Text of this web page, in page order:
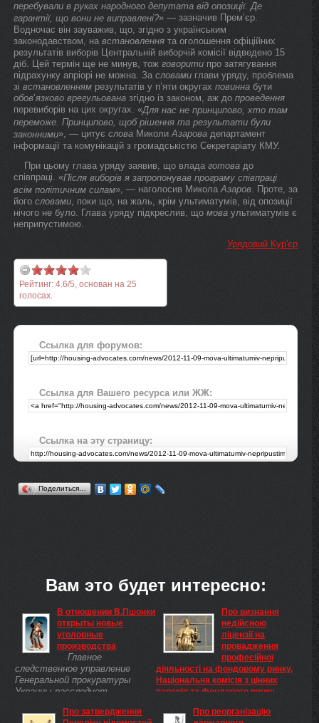
перебували в руках народного депутата від опозиції. Де
гарантії, що вони не виправлені?» — зазначив Прем’єр.
Водночас він зауважив, що, згідно з українським
законодавством, на встановлення та оголошення офіційних
результатів виборів Центральній виборчій комісії відведено 15
діб. Цей термін ще не минув, тож говорити про затягування
підрахунку апріорі не можна. За словами глави уряду, проблема
зі встановленням результатів у п’яти округах повинна бути
обов’язково врегульована згідно із законом, аж до проведення
перевиборів на цих округах. «Для нас не принципово, хто там
переможе. Принципово, щоб рішення та результати були
законними», — цитує слова МиколиАзарова департамент
інформації та комунікацій з громадськістю Секретаріату КМУ.
При цьому глава уряду заявив, що влада готова до
співпраці. «Після виборів я запропонував програму співпраці
всім політичним силам», — наголосив МиколаАзаров. Проте, за
його словами, поки що, на жаль, крім ультиматумів, від опозиції
нічого не було. Глава уряду підкреслив, що мова ультиматумів є
неприпустимою.
Урядовий Кур'єр
Рейтинг: 4.6/5, основан на 25
голосах.
Ссылка для форумов:
Ссылка для Вашего ресурса или ЖЖ:
Ссылка на эту страницу:
Поделиться…
Вам это будет интересно:
В отношении В.Пшонки
открыты новые
уголовные
производства
Главное
следственное управление
Генеральной прокуратуры
Украины расследует
отношении бывшего
Про затвердження
Про визнання
недійсною
ліцензії на
провадження
професійної
діяльності на фондовому ринку,
Національна комісія з цінних
паперів та фондового ринку
ліцензії на провадження
Про реорганізацію